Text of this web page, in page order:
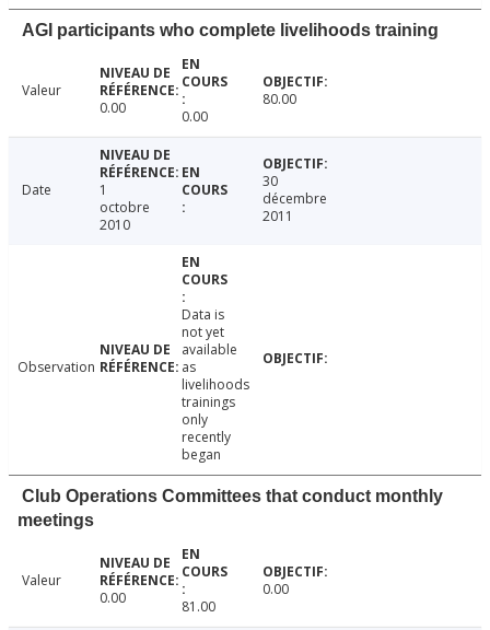
AGI participants who complete livelihoods training
Valeur
0.00
0.00
80.00
Date
1
octobre
2010
30
décembre
2011
Observation
Data is
not yet
available
as
livelihoods
trainings
only
recently
began
Club Operations Committees that conduct monthly
meetings
Valeur
0.00
81.00
0.00